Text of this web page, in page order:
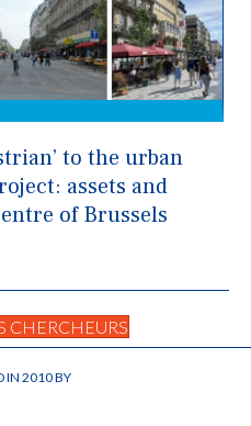
to the urban
assets and
of Brussels
CHERCHEURS
IN 2010 BY